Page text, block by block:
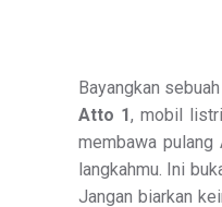
Bayangkan
Atto 1, mobil
membawa
langkahmu. Ini
Jangan biarkan